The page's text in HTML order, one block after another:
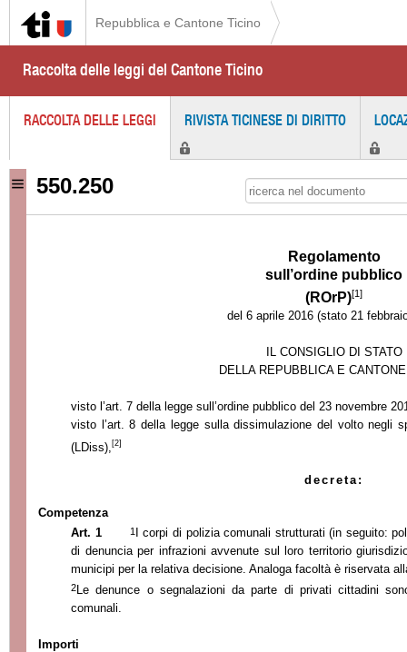
Repubblica e Cantone Ticino
Raccolta delle leggi del Cantone Ticino
RACCOLTA DELLE LEGGI RIVISTA TICINESE DI DIRITTO
550.250
Regolamento
sull’ordine pubblico
(ROrP)[1]
del 6 aprile 2016 (stato 21
IL CONSIGLIO DI STATO
DELLA REPUBBLICA E
visto l’art. 7 della legge sull’ordine pubblico del 23 novembre
visto l’art. 8 della legge sulla dissimulazione del volto negli
(LDiss), [2]
decreta:
Competenza
Art. 1
1I corpi di polizia comunali strutturati (in seguito:
di denuncia per infrazioni avvenute sul loro territorio
municipi per la relativa decisione. Analoga facoltà è riservata
2Le denunce o segnalazioni da parte di privati cittadini
comunali.
Importi